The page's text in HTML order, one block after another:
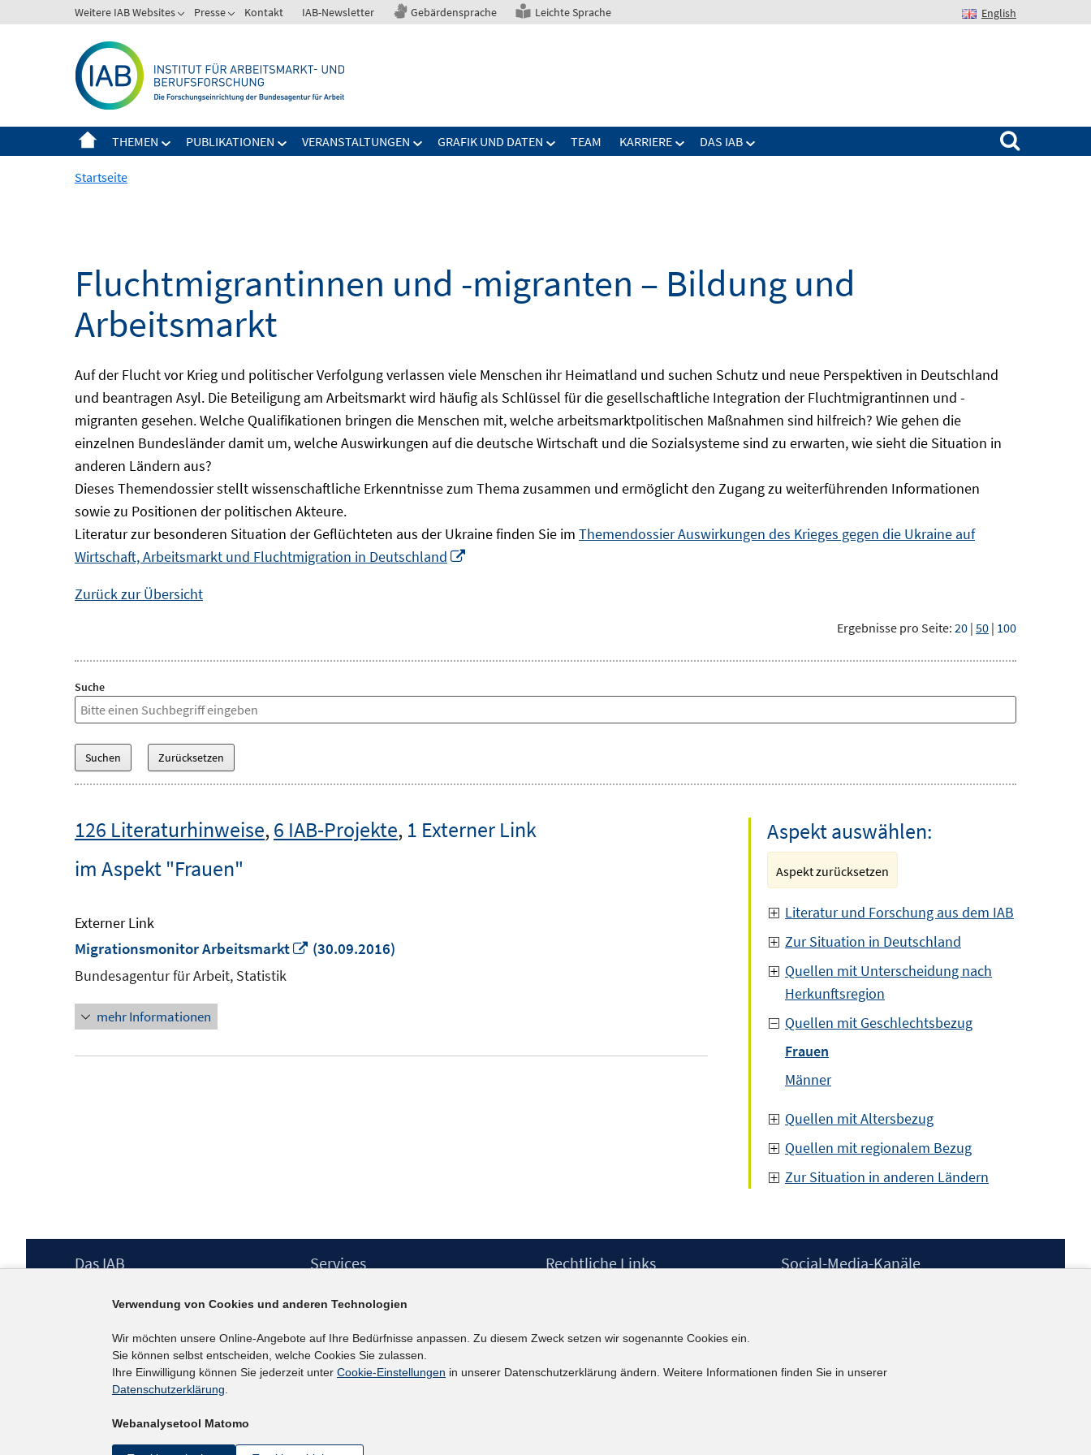
zum
Weitere IAB Websites Presse Kontakt IAB-Newsletter Gebärdensprache Leichte Sprache English
THEMEN PUBLIKATIONEN VERANSTALTUNGEN GRAFIK UND DATEN TEAM KARRIERE DAS IAB
Suchen nach:
Startseite
Fluchtmigrantinnen und -migranten – Bildung und
Arbeitsmarkt
Auf der Flucht vor Krieg und politischer Verfolgung verlassen viele Menschen ihr Heimatland und suchen Schutz und neue Perspektiven in Deutschland
und beantragen Asyl. Die Beteiligung am Arbeitsmarkt wird häufig als Schlüssel für die gesellschaftliche Integration der Fluchtmigrantinnen und -
migranten gesehen. Welche Qualifikationen bringen die Menschen mit, welche arbeitsmarktpolitischen Maßnahmen sind hilfreich? Wie gehen die
einzelnen Bundesländer damit um, welche Auswirkungen auf die deutsche Wirtschaft und die Sozialsysteme sind zu erwarten, wie sieht die Situation in
anderen Ländern aus?
Dieses Themendossier stellt wissenschaftliche Erkenntnisse zum Thema zusammen und ermöglicht den Zugang zu weiterführenden Informationen
sowie zu Positionen der politischen Akteure.
Literatur zur besonderen Situation der Geflüchteten aus der Ukraine finden Sie im Themendossier Auswirkungen des Krieges gegen die Ukraine auf
Wirtschaft, Arbeitsmarkt und Fluchtmigration in Deutschland
Zurück zur Übersicht
Ergebnisse pro Seite: 20 | 50 | 100
Suche
126 Literaturhinweise,6 IAB-Projekte, 1 Externer Link
im Aspekt "Frauen"
Externer Link
Migrationsmonitor Arbeitsmarkt
In
(30.09.2016)
Bundesagentur für Arbeit, Statistik
mehr Informationen
Aspekt auswählen:
Aspekt zurücksetzen
Literatur und Forschung aus dem IAB
Zur Situation in Deutschland
Quellen mit Unterscheidung nach
Herkunftsregion
Quellen mit Geschlechtsbezug
Frauen
Männer
Quellen mit Altersbezug
Quellen mit regionalem Bezug
Zur Situation in anderen Ländern
Footer
Das IAB
Berufsforschung (IAB) – unser Leitbild
Institutsleitung
Graduiertenprogramm
Befragungen
Projekte
Services
IAB-Newsletter
Kontakt
Rechtliche Links
Erklärung zur Barrierefreiheit
Social-Media-Kanäle
kununu
Verwendung von Cookies und anderen Technologien
Wir möchten unsere Online-Angebote auf Ihre Bedürfnisse anpassen. Zu diesem Zweck setzen wir sogenannte Cookies ein.
Sie können selbst entscheiden, welche Cookies Sie zulassen.
Ihre Einwilligung können Sie jederzeit unter Cookie-Einstellungen in unserer Datenschutzerklärung ändern. Weitere Informationen finden Sie in unserer
Datenschutzerklärung.
Webanalysetool Matomo